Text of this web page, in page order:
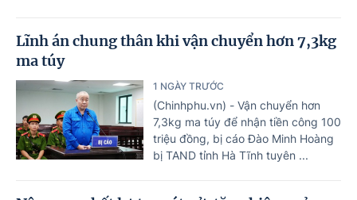
Lĩnh án chung thân khi vận chuyển hơn 7,3kg
ma túy
1 NGÀY TRƯỚC
(Chinhphu.vn) - Vận chuyển hơn
7,3kg ma túy để nhận tiền công 100
triệu đồng, bị cáo Đào Minh Hoàng
bị TAND tỉnh Hà Tĩnh tuyên ...